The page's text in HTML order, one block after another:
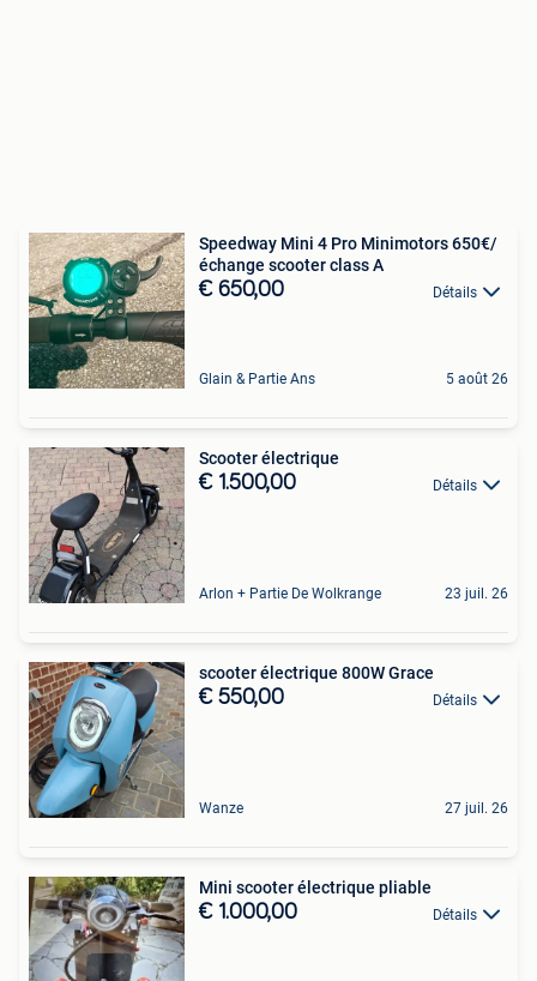
Speedway Mini 4 Pro Minimotors 650€/
échange scooter class A
€ 650,00 Détails
Glain & Partie Ans 5 août 26
Scooter électrique
€ 1.500,00 Détails
Arlon + Partie De Wolkrange 23 juil. 26
scooter électrique 800W Grace
€ 550,00 Détails
Wanze 27 juil. 26
Mini scooter électrique pliable
€ 1.000,00 Détails